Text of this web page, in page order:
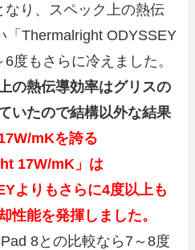
なり、スペック上の熱伝
「Thermalright ODYSSEY
度もさらに冷えました。
の熱伝導効率はグリスの
いたので結構以外な結果
mKを誇る
17W/mK」は
よりもさらに4度以上も
性能を発揮しました。
8との比較なら7～8度